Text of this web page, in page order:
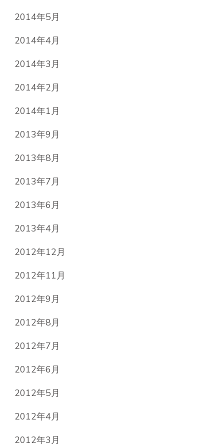
2014年5月
2014年4月
2014年3月
2014年2月
2014年1月
2013年9月
2013年8月
2013年7月
2013年6月
2013年4月
2012年12月
2012年11月
2012年9月
2012年8月
2012年7月
2012年6月
2012年5月
2012年4月
2012年3月